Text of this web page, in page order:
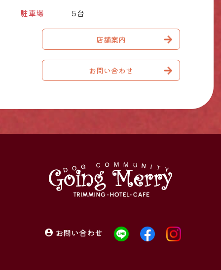
駐車場
5台
店舗案内
お問い合わせ
お問い合わせ